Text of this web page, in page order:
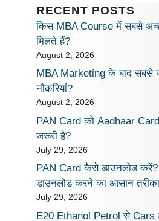
RECENT POSTS
किस MBA Course में सबसे
मिलते हैं?
August 2, 2026
MBA Marketing के बाद सबसे
नौकरियां?
August 2, 2026
PAN Card को Aadhaar
जरूरी है?
July 29, 2026
PAN Card कैसे डाउनलोड
डाउनलोड करने का आसान
July 29, 2026
E20 Ethanol Petrol से